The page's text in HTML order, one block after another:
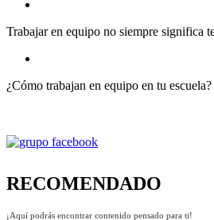
Trabajar en equipo no siempre significa
¿Cómo trabajan en equipo en tu
RECOMENDADO
¡Aquí podrás encontrar contenido pensado para ti!